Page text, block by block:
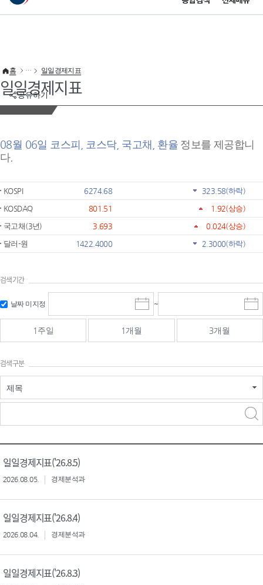
이 누리집은 대한민국 공식 전자정부 누리집입니다.
공유하기
홈 일일경제지표
일일경제지표
08월 06일 코스피, 코스닥, 국고채, 환율 정보를 제공합니
다.
KOSPI 6274.68 323.58(하락)
KOSDAQ
801.51 1.92(상승)
국고채(3년)
3.693 0.024(상승)
달러-원
1422.4000 2.3000(하락)
검색기간
날짜 미지정
시
작
일
선
~
종
료
선
1주일 1개월 3개월
검색구분
제목
일일경제지표('26.8.5)
2026.08.05. 경제분석과
일일경제지표('26.8.4)
2026.08.04. 경제분석과
일일경제지표('26.8.3)